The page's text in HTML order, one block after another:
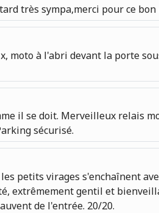
très sympa,merci pour ce bon
moto à l'abri devant la porte
il se doit. Merveilleux relais
sécurisé.
petits virages s'enchaînent
extrêmement gentil et
de l'entrée. 20/20.